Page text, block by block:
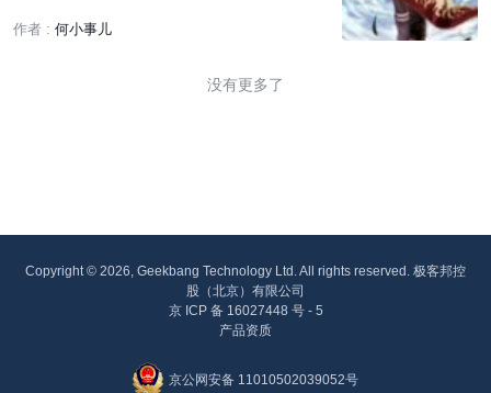
作者 : 何小事儿
没有更多了
Copyright © 2026, Geekbang Technology Ltd. All rights reserved. 极客邦控
股（北京）有限公司
京 ICP 备 16027448 号 - 5
产品资质
京公网安备 11010502039052号